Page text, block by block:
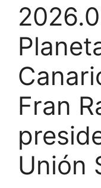
Fran
Unión